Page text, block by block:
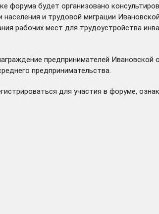
форума будет организовано
и трудовой миграции
рабочих мест для трудоустройства
предпринимателей
предпринимательства.
для участия в форуме,